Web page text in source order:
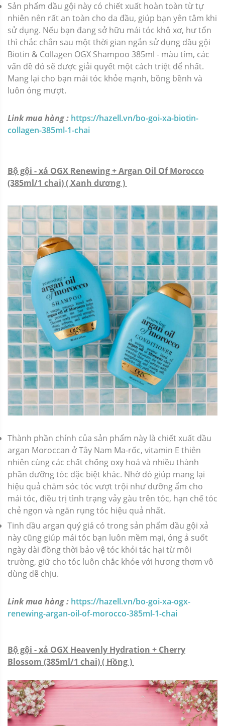
Sản phẩm dầu gội này có chiết xuất hoàn toàn từ tự
nhiên nên rất an toàn cho da đầu, giúp bạn yên tâm khi
sử dụng. Nếu bạn đang sở hữu mái tóc khô xơ, hư tổn
thì chắc chắn sau một thời gian ngắn sử dụng dầu gội
Biotin & Collagen OGX Shampoo 385ml - màu tím, các
vấn đề đó sẽ được giải quyết một cách triệt để nhất.
Mang lại cho bạn mái tóc khỏe mạnh, bồng bềnh và
luôn óng mượt.
Link mua hàng : https://hazell.vn/bo-goi-xa-biotin-
collagen-385ml-1-chai
Bộ gội - xả OGX Renewing + Argan Oil Of Morocco
(385ml/1 chai) ( Xanh dương )
Thành phần chính của sản phẩm này là chiết xuất dầu
argan Moroccan ở Tây Nam Ma-rốc, vitamin E thiên
nhiên cùng các chất chống oxy hoá và nhiều thành
phần dưỡng tóc đặc biệt khác. Nhờ đó giúp mang lại
hiệu quả chăm sóc tóc vượt trội như dưỡng ẩm cho
mái tóc, điều trị tình trạng vảy gàu trên tóc, hạn chế tóc
chẻ ngọn và ngăn rụng tóc hiệu quả nhất.
Tinh dầu argan quý giá có trong sản phẩm dầu gội xả
này cũng giúp mái tóc bạn luôn mềm mại, óng ả suốt
ngày dài đồng thời bảo vệ tóc khỏi tác hại từ môi
trường, giữ cho tóc luôn chắc khỏe với hương thơm vô
dùng dễ chịu.
Link mua hàng : https://hazell.vn/bo-goi-xa-ogx-
renewing-argan-oil-of-morocco-385ml-1-chai
Bộ gội - xả OGX Heavenly Hydration + Cherry
Blossom (385ml/1 chai) ( Hồng )